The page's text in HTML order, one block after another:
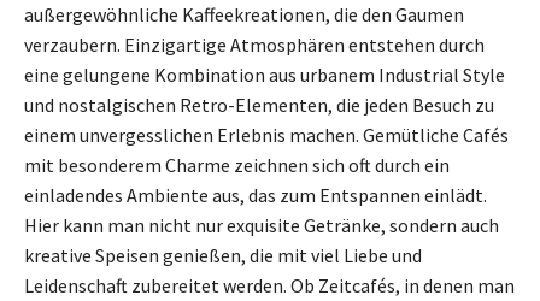
außergewöhnliche Kaffeekreationen, die den Gaumen
verzaubern. Einzigartige Atmosphären entstehen durch
eine gelungene Kombination aus urbanem Industrial Style
und nostalgischen Retro-Elementen, die jeden Besuch zu
einem unvergesslichen Erlebnis machen. Gemütliche Cafés
mit besonderem Charme zeichnen sich oft durch ein
einladendes Ambiente aus, das zum Entspannen einlädt.
Hier kann man nicht nur exquisite Getränke, sondern auch
kreative Speisen genießen, die mit viel Liebe und
Leidenschaft zubereitet werden. Ob Zeitcafés, in denen man